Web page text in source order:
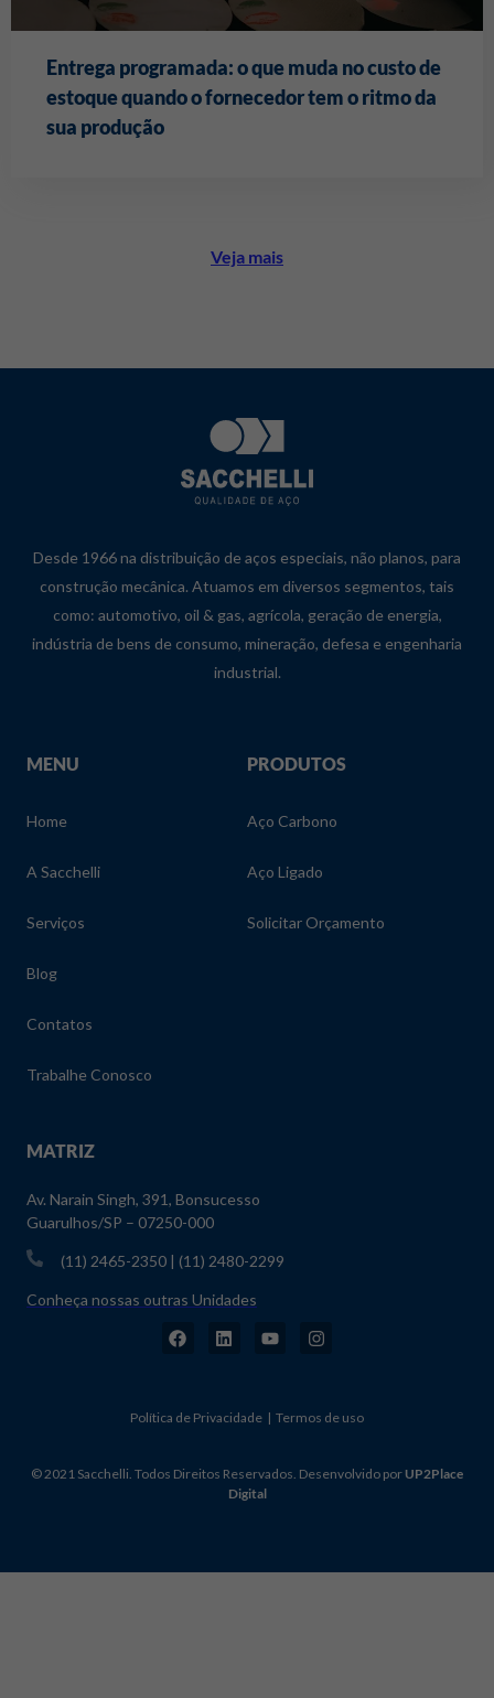
Entrega programada: o que muda no custo de
estoque quando o fornecedor tem o ritmo da
sua produção
Veja mais
Desde 1966 na distribuição de aços especiais, não planos, para
construção mecânica. Atuamos em diversos segmentos, tais
como: automotivo, oil & gas, agrícola, geração de energia,
indústria de bens de consumo, mineração, defesa e engenharia
industrial.
MENU
Home
A Sacchelli
Serviços
Blog
Contatos
Trabalhe Conosco
PRODUTOS
Aço Carbono
Aço Ligado
Solicitar Orçamento
MATRIZ
Av. Narain Singh, 391, Bonsucesso
Guarulhos/SP – 07250-000
(11) 2465-2350 | (11) 2480-2299
Conheça nossas outras Unidades
Política de Privacidade | Termos de uso
© 2021 Sacchelli. Todos Direitos Reservados. Desenvolvido por UP2Place
Digital